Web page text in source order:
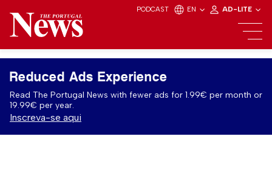
PODCAST EN AD-LITE
Reduced Ads Experience
Read The Portugal News with fewer ads for 1.99€ per month or
19.99€ per year.
Inscreva-se aqui